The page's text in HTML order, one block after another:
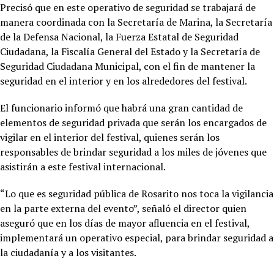
Precisó que en este operativo de seguridad se trabajará de
manera coordinada con la Secretaría de Marina, la Secretaría
de la Defensa Nacional, la Fuerza Estatal de Seguridad
Ciudadana, la Fiscalía General del Estado y la Secretaría de
Seguridad Ciudadana Municipal, con el fin de mantener la
seguridad en el interior y en los alrededores del festival.
El funcionario informó que habrá una gran cantidad de
elementos de seguridad privada que serán los encargados de
vigilar en el interior del festival, quienes serán los
responsables de brindar seguridad a los miles de jóvenes que
asistirán a este festival internacional.
“Lo que es seguridad pública de Rosarito nos toca la vigilancia
en la parte externa del evento”, señaló el director quien
aseguró que en los días de mayor afluencia en el festival,
implementará un operativo especial, para brindar seguridad a
la ciudadanía y a los visitantes.